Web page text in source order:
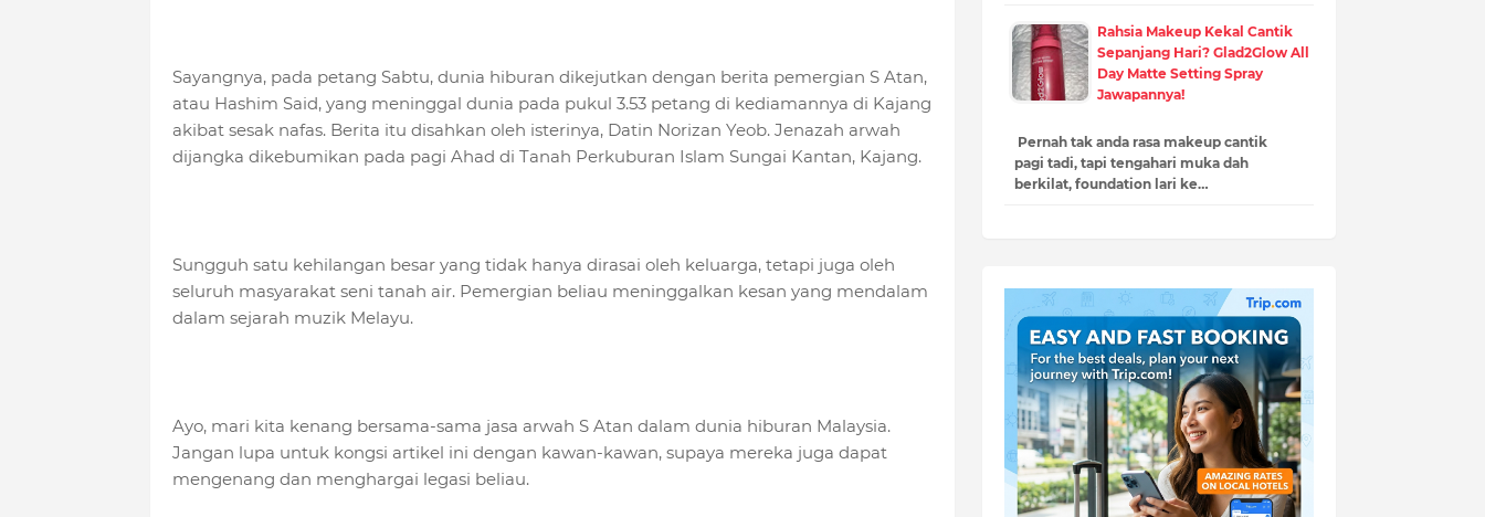
Sayangnya, pada petang Sabtu, dunia hiburan dikejutkan dengan berita pemergian S Atan,
atau Hashim Said, yang meninggal dunia pada pukul 3.53 petang di kediamannya di Kajang
akibat sesak nafas. Berita itu disahkan oleh isterinya, Datin Norizan Yeob. Jenazah arwah
dijangka dikebumikan pada pagi Ahad di Tanah Perkuburan Islam Sungai Kantan, Kajang.
Sungguh satu kehilangan besar yang tidak hanya dirasai oleh keluarga, tetapi juga oleh
seluruh masyarakat seni tanah air. Pemergian beliau meninggalkan kesan yang mendalam
dalam sejarah muzik Melayu.
Ayo, mari kita kenang bersama-sama jasa arwah S Atan dalam dunia hiburan Malaysia.
Jangan lupa untuk kongsi artikel ini dengan kawan-kawan, supaya mereka juga dapat
mengenang dan menghargai legasi beliau.
Rahsia Makeup Kekal Cantik
Sepanjang Hari? Glad2Glow All
Day Matte Setting Spray
Jawapannya!
Pernah tak anda rasa makeup cantik
pagi tadi, tapi tengahari muka dah
berkilat, foundation lari ke…